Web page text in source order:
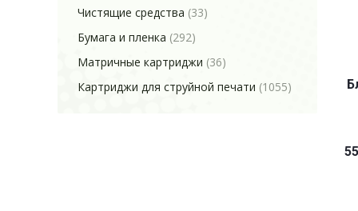
Чистящие средства (33)
Бумага и пленка (292)
Матричные картриджи (36)
Картриджи для струйной печати (1055)